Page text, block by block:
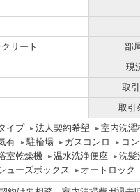
リート 部
現
取
取引
イプ 法人契約希望 室内洗濯
有 駐輪場 ガスコンロ コ
室乾燥機 温水洗浄便座 洗髪
ューズボックス オートロック